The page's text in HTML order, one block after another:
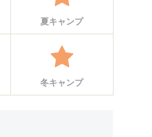
夏キャンプ
冬キャンプ